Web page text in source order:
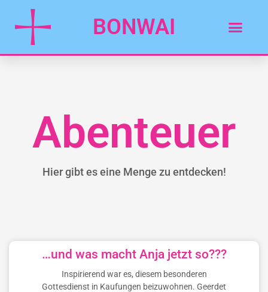
BONWAI
Abenteuer
Hier gibt es eine Menge zu entdecken!
…und was macht Anja jetzt so???
Inspirierend war es, diesem besonderen
Gottesdienst in Kaufungen beizuwohnen. Geerdet